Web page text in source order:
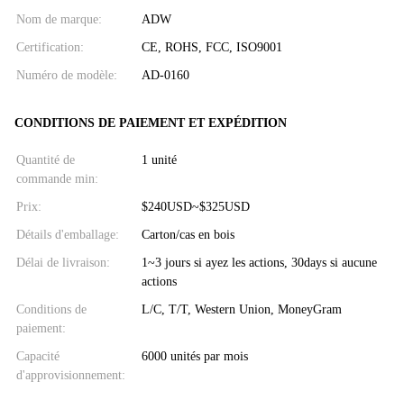
Nom de marque: ADW
Certification: CE, ROHS, FCC, ISO9001
Numéro de modèle: AD-0160
CONDITIONS DE PAIEMENT ET EXPÉDITION
Quantité de
commande min:
1 unité
Prix: $240USD~$325USD
Détails d'emballage: Carton/cas en bois
Délai de livraison:
1~3 jours si ayez les actions, 30days si aucune
actions
Conditions de
paiement:
L/C, T/T, Western Union, MoneyGram
Capacité
d'approvisionnement:
6000 unités par mois